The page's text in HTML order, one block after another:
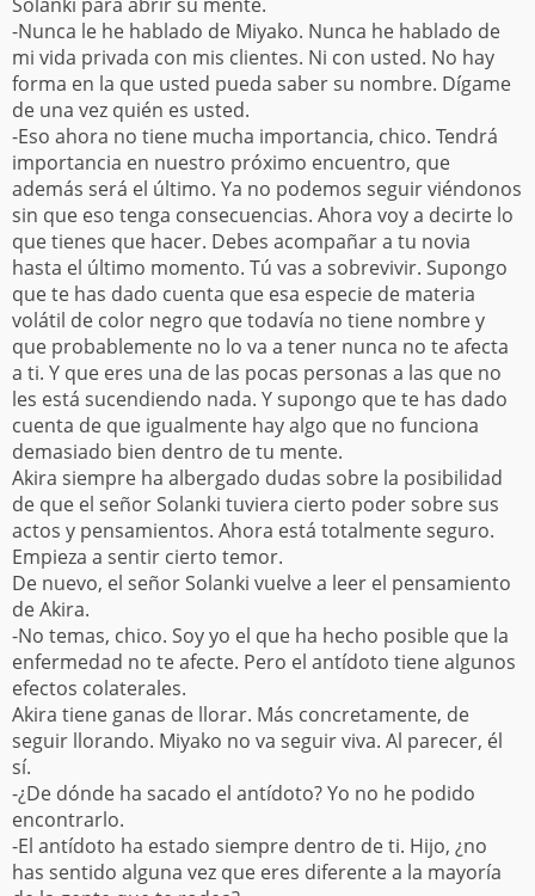
-Nunca le he hablado de Miyako. Nunca he hablado de
mi vida privada con mis clientes. Ni con usted. No hay
forma en la que usted pueda saber su nombre. Dígame
de una vez quién es usted.
-Eso ahora no tiene mucha importancia, chico. Tendrá
importancia en nuestro próximo encuentro, que
además será el último. Ya no podemos seguir viéndonos
sin que eso tenga consecuencias. Ahora voy a decirte lo
que tienes que hacer. Debes acompañar a tu novia
hasta el último momento. Tú vas a sobrevivir. Supongo
que te has dado cuenta que esa especie de materia
volátil de color negro que todavía no tiene nombre y
que probablemente no lo va a tener nunca no te afecta
a ti. Y que eres una de las pocas personas a las que no
les está sucendiendo nada. Y supongo que te has dado
cuenta de que igualmente hay algo que no funciona
demasiado bien dentro de tu mente.
Akira siempre ha albergado dudas sobre la posibilidad
de que el señor Solanki tuviera cierto poder sobre sus
actos y pensamientos. Ahora está totalmente seguro.
Empieza a sentir cierto temor.
De nuevo, el señor Solanki vuelve a leer el pensamiento
de Akira.
-No temas, chico. Soy yo el que ha hecho posible que la
enfermedad no te afecte. Pero el antídoto tiene algunos
efectos colaterales.
Akira tiene ganas de llorar. Más concretamente, de
seguir llorando. Miyako no va seguir viva. Al parecer, él
sí.
-¿De dónde ha sacado el antídoto? Yo no he podido
encontrarlo.
-El antídoto ha estado siempre dentro de ti. Hijo, ¿no
has sentido alguna vez que eres diferente a la mayoría